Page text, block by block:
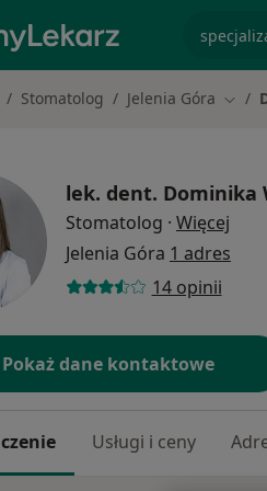
Stomatolog Jelenia Góra
lek. dent. Dominika
Stomatolog · Więcej
Jelenia Góra 1 adres
14 opinii
Pokaż dane kontaktowe
Usługi i ceny